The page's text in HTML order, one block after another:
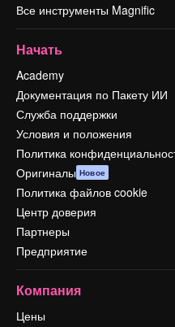
Все инструменты Magnific
Начать
Academy
Документация по Пакету ИИ
Служба поддержки
Условия и положения
Политика
Оригиналы Новое
Политика файлов cookie
Центр доверия
Партнеры
Предприятие
Компания
Цены